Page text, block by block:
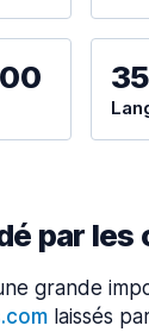
35
par les
grande
laissés